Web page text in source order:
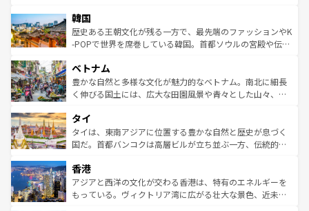
ワイを、存分に味わってほしい。 なお、新着のハワイ情報
はコンテンツ一覧を参照してほしい。
いる。アクティビティも充実しており、サーフィンやダイ
ビング、ハイキングなど、アウトドア好きにはたまらな
い。オーストラリアの多彩な魅力を存分に味わいつくそ
参照してほしい。
ン）、静ひつな山岳地帯である台湾東部など、都市の喧騒
と山間の静けさが共存しており、訪れる人に新しい発見と
驚きをもたらしてくれる。また、奥深い台湾の食文化も魅
容にもいいと評判のスイーツなど、バラエティ豊かな料理
が味わえる。 なお、新着の台湾情報は コンテンツ一覧を参
照してほしい。
韓国
歴史ある王朝文化が残る一方で、最先端のファッションやK
-POPで世界を席巻している韓国。首都ソウルの宮殿や伝統
き、地方に足を延ばせば四季折々の自然美を楽しむことが
できる。そして、キムチや焼肉、絶品のストリートフード
まで、さまざまな韓国料理が待っている。夜には、韓国な
リティに包まれながら、韓国の多彩な魅力を心ゆくまで味
わってみてほしい。 なお、新着の韓国情報はコンテンツ一
覧を参照してほしい。
ベトナム
豊かな自然と多様な文化が魅力的なベトナム。南北に細長
く伸びる国土には、広大な田園風景や青々とした山々、世
急速な発展と共に伝統が息づく。ハノイの古い町並みやホ
ーチミン市のフランス統治時代の建物も、独特の雰囲気を
醸し出している。また、バラエティの豊かさとおいしさで
とつ。フォーやバインミー、ベトナムコーヒーなどは、ぜ
ひ現地で味わいたい。どの地域を訪れてもあたたかい人々
が旅行者を迎えてくれるので、きっと忘れられない旅にな
タイ
タイは、東南アジアに位置する豊かな自然と歴史が息づく
国だ。首都バンコクは高層ビルが立ち並ぶ一方、伝統的な
の活気が交差している。北部ではチェンマイなどの山岳地
帯で自然と触れ合い、南部ではプーケットやクラビの美し
いビーチでリゾート気分を楽しむことができる。タイ料理
香港
アジアと西洋の文化が交わる香港は、特有のエネルギーを
もっている。ヴィクトリア湾に広がる壮大な景色、近未来